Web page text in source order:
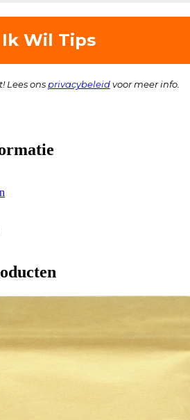
Lees ons privacybeleidvoor meer info.